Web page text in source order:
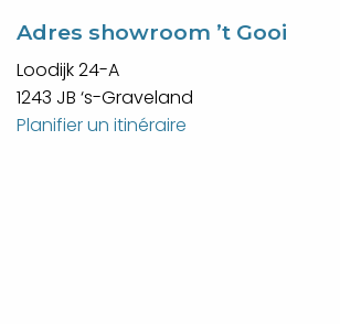
Adres showroom ’t Gooi
Loodijk 24-A
1243 JB ‘s-Graveland
Planifier un itinéraire